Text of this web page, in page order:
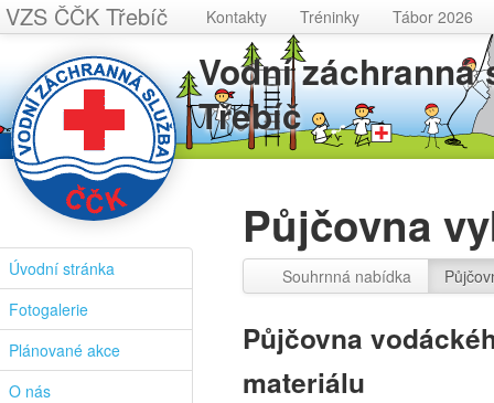
VZS ČČK Třebíč Kontakty Tréninky Tábor 2026
Vodní záchranná
Třebíč
Úvodní stránka
Fotogalerie
Plánované akce
O nás
Půjčovna
Souhrnná nabídka
Půjčovna
materiálu